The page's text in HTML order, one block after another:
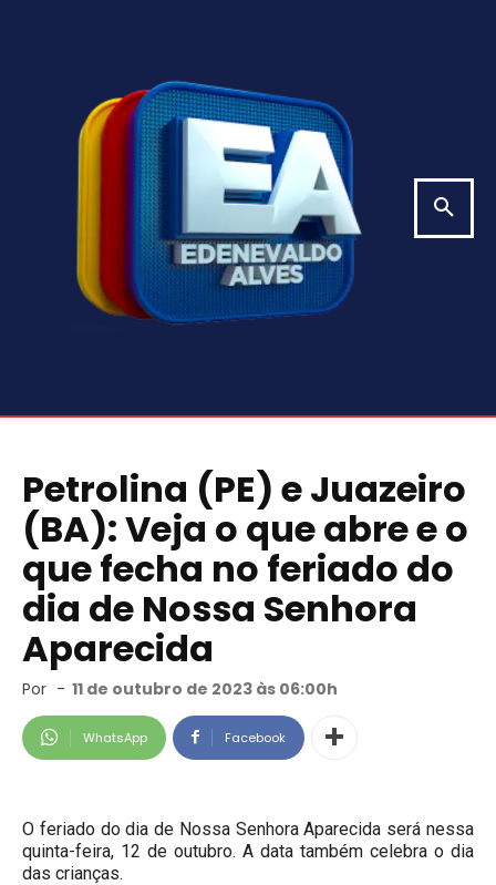
Petrolina (PE) e Juazeiro
(BA): Veja o que abre e o
que fecha no feriado do
dia de Nossa Senhora
Aparecida
Por - 11 de outubro de 2023 às 06:00h
WhatsApp Facebook
O feriado do dia de Nossa Senhora Aparecida será nessa
quinta-feira, 12 de outubro. A data também celebra o dia
das crianças.